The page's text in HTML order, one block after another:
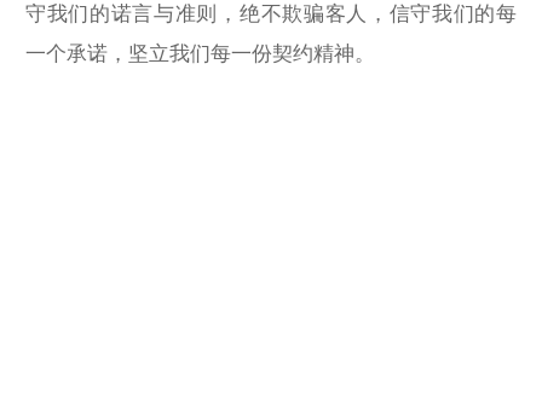
守我们的诺言与准则，绝不欺骗客人，信守我们的每
一个承诺，坚立我们每一份契约精神。